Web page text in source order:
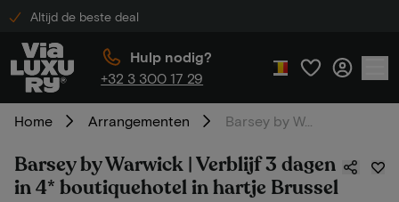
Altijd de beste deal
Hulp nodig?
+32 3 300 17 29
Home Arrangementen Barsey by Warwick | Verblijf 3 dagen in 4* boutiquehotel in hartje Brussel
Barsey by Warwick | Verblijf 3 dagen
in 4* boutiquehotel in hartje Brussel